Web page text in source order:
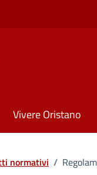
Vivere Oristano
normativi /